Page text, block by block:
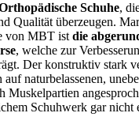
Schuhe,
Qualität überzeugen.
von MBT ist die
, welche zur
Der konstruktiv stark
auf naturbelassenen,
Muskelpartien
Schuhwerk gar nicht